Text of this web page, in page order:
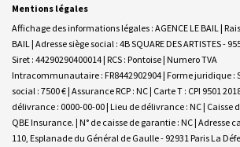
Mentions légales
Affichage des informations légales : AGENCE LE BAIL |
BAIL | Adresse siège social : 4B SQUARE DES ARTISTES -
Siret : 44290290400014 | RCS : Pontoise | Numero TVA
Intracommunautaire : FR8442902904 | Forme juridique :
social : 7500 € | Assurance RCP : NC | Carte T : CPI 9501
délivrance : 0000-00-00 | Lieu de délivrance : NC | Caisse
QBE Insurance. | N° de caisse de garantie : NC | Adresse
110, Esplanade du Général de Gaulle - 92931 Paris La